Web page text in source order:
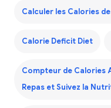
Calculer les Calories
Calorie Deficit Diet
Compteur de Calories
Repas et Suivez la